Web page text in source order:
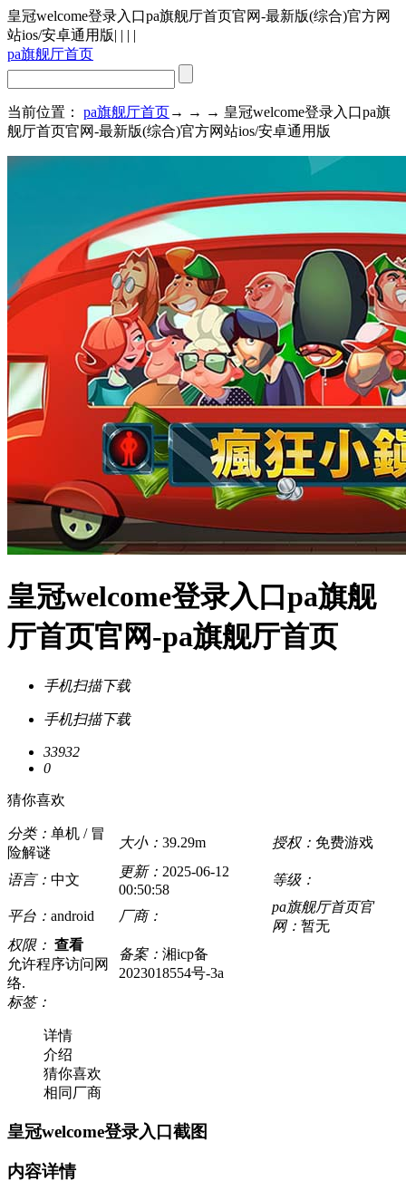
皇冠welcome登录入口pa旗舰厅首页官网-最新版(综合)官方网
站ios/安卓通用版| | | |
pa旗舰厅首页
当前位置： pa旗舰厅首页→ → → 皇冠welcome登录入口pa旗
舰厅首页官网-最新版(综合)官方网站ios/安卓通用版
皇冠welcome登录入口pa旗舰
厅首页官网-pa旗舰厅首页
手机扫描下载
手机扫描下载
33932
0
猜你喜欢
分类： 单机 / 冒
险解谜
大小： 39.29m 授权： 免费游戏
语言： 中文
更新： 2025-06-12
00:50:58
等级：
平台： android 厂商：
pa旗舰厅首页官
网： 暂无
权限： 查看
允许程序访问网
络.
备案： 湘icp备
2023018554号-3a
标签：
详情
介绍
猜你喜欢
相同厂商
皇冠welcome登录入口截图
内容详情